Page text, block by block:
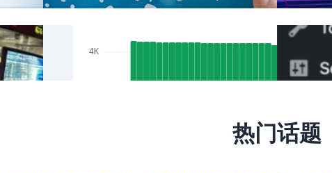
真正的SEO结果：FluentC的Hreflang支持自
热门话题